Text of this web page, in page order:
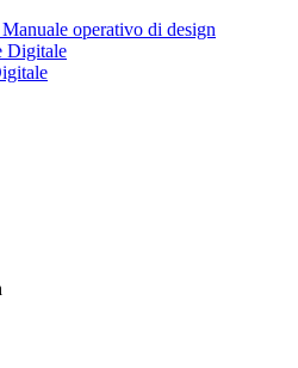
operativo di design